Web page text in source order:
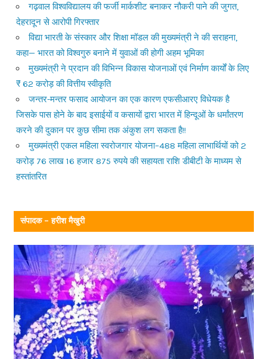
गढ़वाल विश्वविद्यालय की फर्जी मार्कशीट बनाकर नौकरी पाने की जुगत,
देहरादून से आरोपी गिरफ्तार
विद्या भारती के संस्कार और शिक्षा मॉडल की मुख्यमंत्री ने की सराहना,
कहा— भारत को विश्वगुरु बनाने में युवाओं की होगी अहम भूमिका
मुख्यमंत्री ने प्रदान की विभिन्न विकास योजनाओं एवं निर्माण कार्यों के लिए
₹ 62 करोड़ की वित्तीय स्वीकृति
जन्तर-मन्तर फसाद आयोजन का एक कारण एफसीआरए विधेयक है
जिसके पास होने के बाद इसाईयों व कसायों द्वारा भारत में हिन्दूओं के धर्मांतरण
करने की दुकान पर कुछ सीमा तक अंकुश लग सकता है!!
मुख्यमंत्री एकल महिला स्वरोजगार योजना–488 महिला लाभार्थियों को 2
करोड़ 76 लाख 16 हजार 875 रुपये की सहायता राशि डीबीटी के माध्यम से
हस्तांतरित
संपादक – हरीश मैखुरी